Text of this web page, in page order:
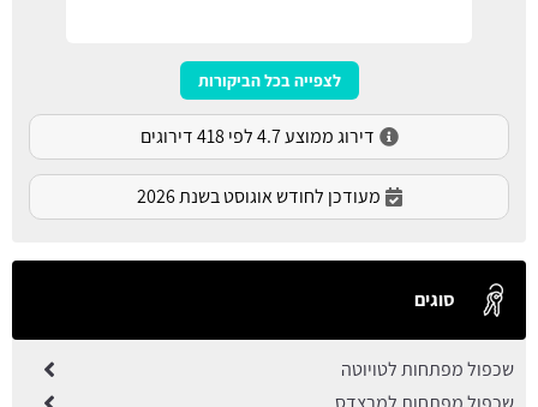
לצפייה בכל הביקורות
דירוג ממוצע 4.7 לפי 418 דירוגים
מעודכן לחודש אוגוסט בשנת 2026
סוגים
שכפול מפתחות לטויוטה